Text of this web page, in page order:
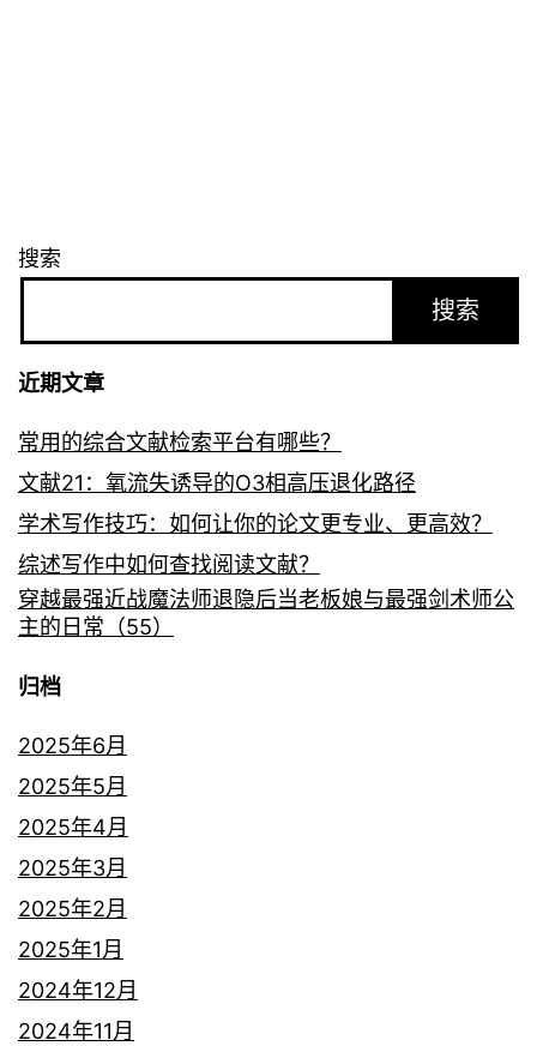
搜索
搜索
近期文章
常用的综合文献检索平台有哪些？
文献21：氧流失诱导的O3相高压退化路径
学术写作技巧：如何让你的论文更专业、更高效？
综述写作中如何查找阅读文献？
穿越最强近战魔法师退隐后当老板娘与最强剑术师公
主的日常（55）
归档
2025年6月
2025年5月
2025年4月
2025年3月
2025年2月
2025年1月
2024年12月
2024年11月